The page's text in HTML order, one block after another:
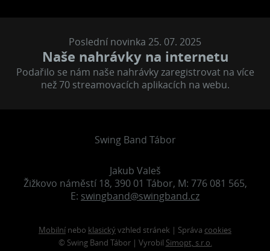
Poslední novinka 25. 07. 2025
Naše nahrávky na internetu
Podařilo se nám naše nahrávky zaregistrovat na více
než 70 streamovacích aplikacích na webu.
Swing Band Tábor
Jakub Valeš
Žižkovo náměstí 18, 390 01 Tábor, M: 776 081 565,
E: swingband@swingband.cz
Mobilní nebo klasickývzhled stránek | Správa cookies
© Swing Band Tábor | Vyrobil Simopt, s.r.o.